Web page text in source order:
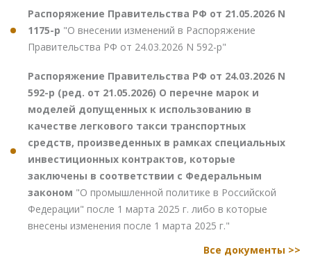
Распоряжение Правительства РФ от 21.05.2026 N
1175-р "О внесении изменений в Распоряжение
Правительства РФ от 24.03.2026 N 592-р"
Распоряжение Правительства РФ от 24.03.2026 N
592-р (ред. от 21.05.2026) О перечне марок и
моделей допущенных к использованию в
качестве легкового такси транспортных
средств, произведенных в рамках специальных
инвестиционных контрактов, которые
заключены в соответствии с Федеральным
законом "О промышленной политике в Российской
Федерации" после 1 марта 2025 г. либо в которые
внесены изменения после 1 марта 2025 г."
Все документы >>